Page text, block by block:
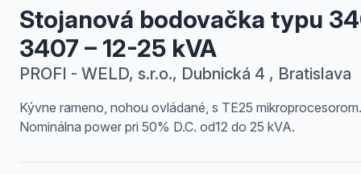
Stojanová bodovačka typu
3407 – 12-25 kVA
PROFI - WELD, s.r.o., Dubnická 4 , Bratislava
Kývne rameno, nohou ovládané, s TE25 mikroprocesorom.
Nominálna power pri 50% D.C. od12 do 25 kVA.